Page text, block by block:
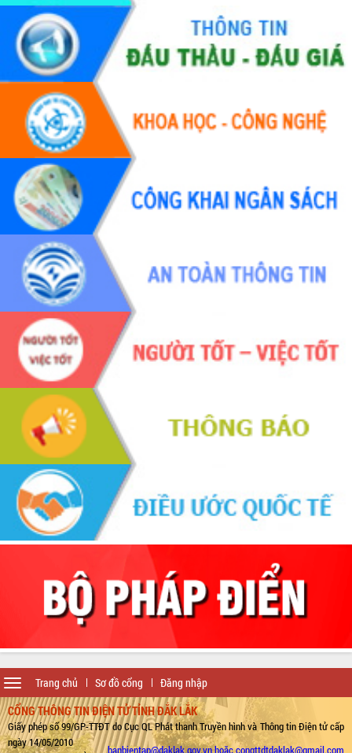
Trang chủ Sơ đồ cổng Đăng nhập
Toggle
navigation
CỔNG THÔNG TIN ĐIỆN TỬ TỈNH ĐẮK LẮK
Giấy phép số 99/GP-TTĐT do Cục QL Phát thanh Truyền hình và Thông tin Điện tử cấp
ngày 14/05/2010
banbientap@daklak.gov.vn hoặc congttdtdaklak@gmail.com